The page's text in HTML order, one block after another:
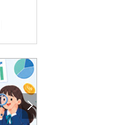
시민이 개발한 폭염 대응 앱 ‘그늘로’ 길안내 지도 등 인기
골목 맛집 발굴 고메 셀렉션…부산시, 페스티벌 시월 연계